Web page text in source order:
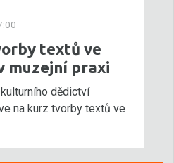
textů ve
muzejní praxi
dědictví
na kurz tvorby textů ve